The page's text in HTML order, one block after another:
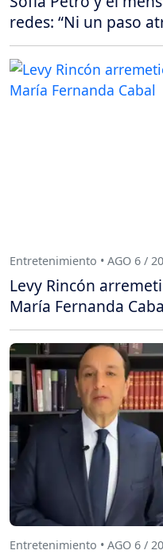
redes: “Ni un paso
Entretenimiento • AGO 6 /
Levy Rincón
María Fernanda
Entretenimiento • AGO 6 /